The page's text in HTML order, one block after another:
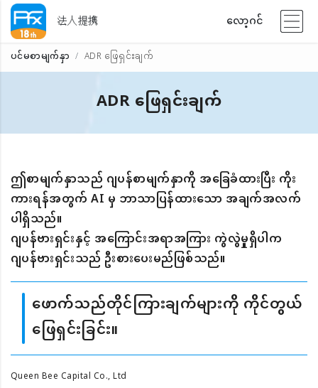
法人提携 လော့ဂင်
ပင်မစာမျက်နှာ ADR ဖြေရှင်းချက်
ADR ဖြေရှင်းချက်
ဤစာမျက်နှာသည် ဂျပန်စာမျက်နှာကို အခြေခံထားပြီး ကိုး
ကားရန်အတွက် AI မှ ဘာသာပြန်ထားသော အချက်အလက်
ပါရှိသည်။
ဂျပန်ဗားရှင်းနှင့် အကြောင်းအရာအကြား ကွဲလွဲမှုရှိပါက
ဂျပန်ဗားရှင်းသည် ဦးစားပေးမည်ဖြစ်သည်။
ဖောက်သည်တိုင်ကြားချက်များကို ကိုင်တွယ်
ဖြေရှင်းခြင်း။
Queen Bee Capital Co., Ltd